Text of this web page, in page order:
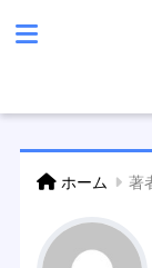
ホーム 著